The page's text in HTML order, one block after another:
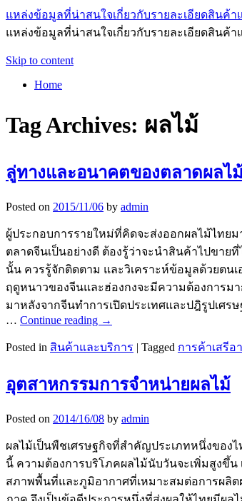
แหล่งข้อมูลที่น่าสนใจเกี่ยวกับรายละเอียดสินค้า
แหล่งข้อมูลที่น่าสนใจเกี่ยวกับรายละเอียดสินค้า
Skip to content
Home
Tag Archives: ผลไม้
ลู่ทางและอนาคตของตลาดผลไ
Posted on 2015/11/06 by admin
ผู้ประกอบการรายใหม่ที่คิดจะส่งออกผลไม้ไทย
ตลาดจีนเป็นอย่างดี ต้องรู้ว่าจะนำสินค้าไปขาย
นั้น ควรรู้จักติดตาม และวิเคราะห์ข้อมูลด้วยตน
ฤดูหนาวของจีนและฮ่องกงจะมีความต้องการม
มาหลังจากจีนทำการเปิดประเทศและปฎิรูปเศร
… Continue reading →
Posted in สินค้าและบริการ | Tagged การค้าเสรีอ
อุตสาหกรรมการจำหน่ายผลไม้
Posted on 2014/16/08 by admin
ผลไม้เป็นพืชเศรษฐกิจที่สำคัญประเภทหนึ่งของ
นี้ ความต้องการบริโภคผลไม้นับวันจะเพิ่มสูงขึ้
สภาพพื้นที่และภูมิอากาศที่เหมาะสมต่อการผลิ